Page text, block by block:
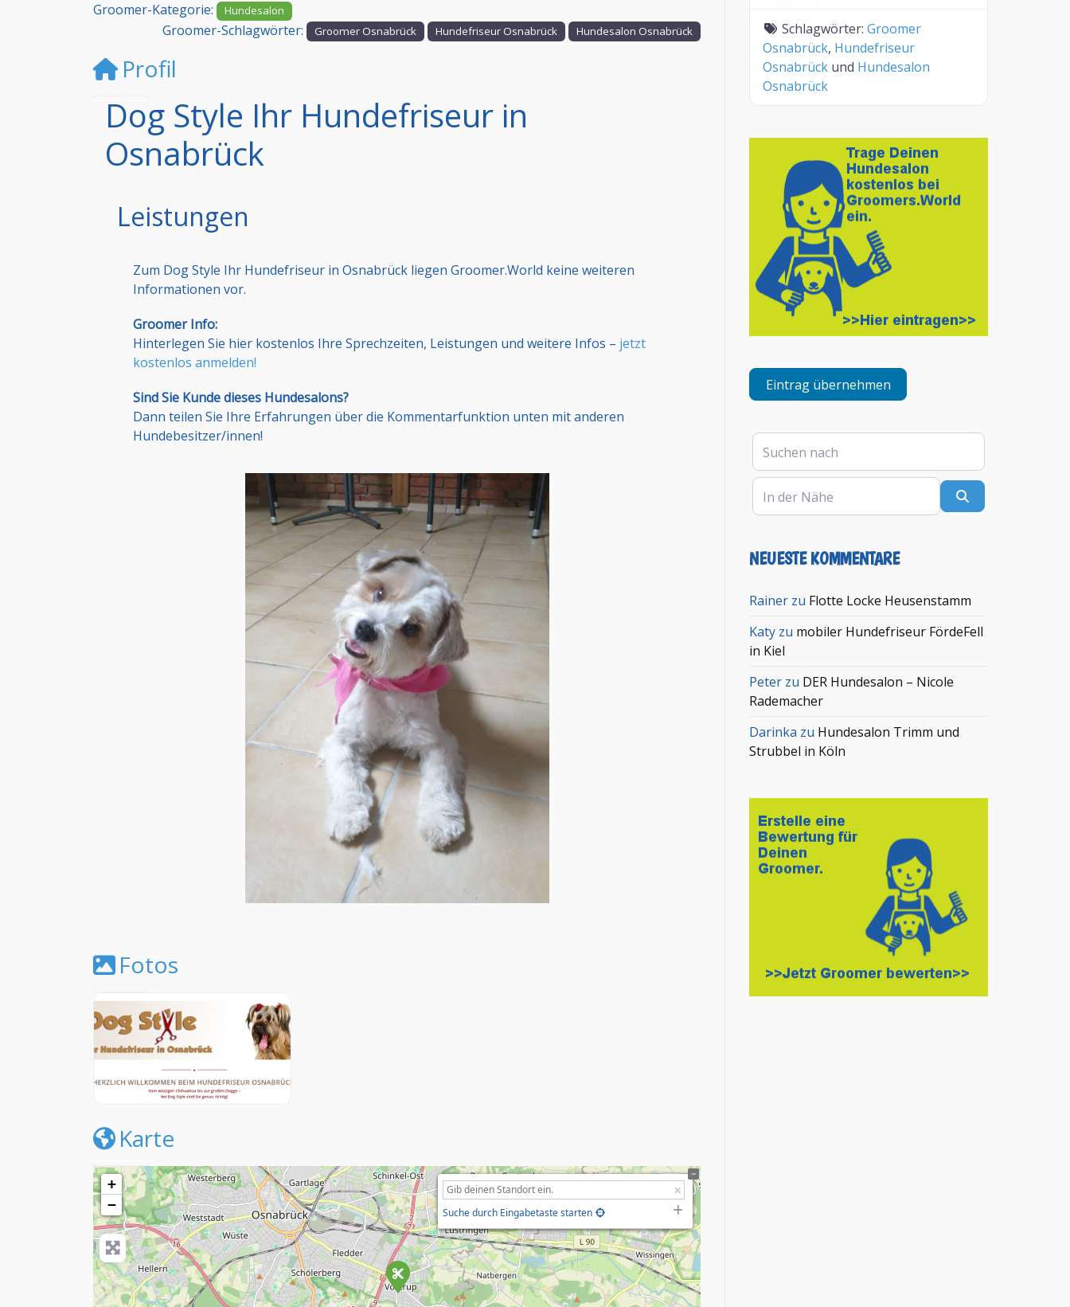
Groomer-Kategorie: Hundesalon
Groomer-Schlagwörter: Groomer Osnabrück Hundefriseur Osnabrück Hundesalon Osnabrück
Profil
Dog Style Ihr Hundefriseur in
Osnabrück
Leistungen
Zum Dog Style Ihr Hundefriseur in Osnabrück liegen Groomer.World keine weiteren
Informationen vor.
Groomer Info:
Hinterlegen Sie hier kostenlos Ihre Sprechzeiten, Leistungen und weitere Infos – jetzt
kostenlos anmelden!
Sind Sie Kunde dieses Hundesalons?
Dann teilen Sie Ihre Erfahrungen über die Kommentarfunktion unten mit anderen
Hundebesitzer/innen!
Fotos
Karte
+
−
Suche durch Eingabetaste starten
Schlagwörter:Groomer
Osnabrück, Hundefriseur
Osnabrück und Hundesalon
Osnabrück
Eintrag übernehmen
Suchen nach
In der Nähe
NEUESTE KOMMENTARE
Rainer zu Flotte Locke Heusenstamm
Katy zu mobiler Hundefriseur FördeFell
in Kiel
Peter zu DER Hundesalon – Nicole
Rademacher
Darinka zu Hundesalon Trimm und
Strubbel in Köln